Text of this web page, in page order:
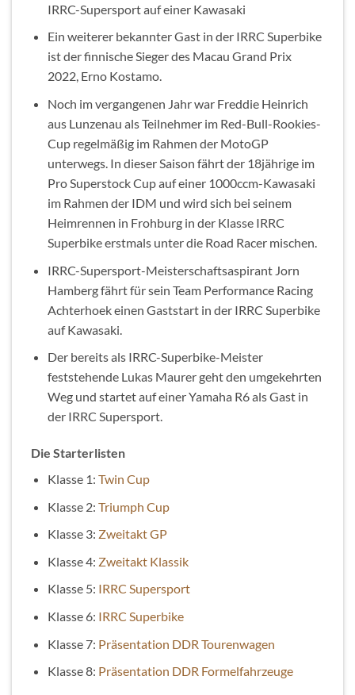
IRRC-Supersport auf einer Kawasaki
Ein weiterer bekannter Gast in der IRRC Superbike
ist der finnische Sieger des Macau Grand Prix
2022, Erno Kostamo.
Noch im vergangenen Jahr war Freddie Heinrich
aus Lunzenau als Teilnehmer im Red-Bull-Rookies-
Cup regelmäßig im Rahmen der MotoGP
unterwegs. In dieser Saison fährt der 18jährige im
Pro Superstock Cup auf einer 1000ccm-Kawasaki
im Rahmen der IDM und wird sich bei seinem
Heimrennen in Frohburg in der Klasse IRRC
Superbike erstmals unter die Road Racer mischen.
IRRC-Supersport-Meisterschaftsaspirant Jorn
Hamberg fährt für sein Team Performance Racing
Achterhoek einen Gaststart in der IRRC Superbike
auf Kawasaki.
Der bereits als IRRC-Superbike-Meister
feststehende Lukas Maurer geht den umgekehrten
Weg und startet auf einer Yamaha R6 als Gast in
der IRRC Supersport.
Die Starterlisten
Klasse 1: Twin Cup
Klasse 2: Triumph Cup
Klasse 3: Zweitakt GP
Klasse 4: Zweitakt Klassik
Klasse 5: IRRC Supersport
Klasse 6: IRRC Superbike
Klasse 7: Präsentation DDR Tourenwagen
Klasse 8: Präsentation DDR Formelfahrzeuge